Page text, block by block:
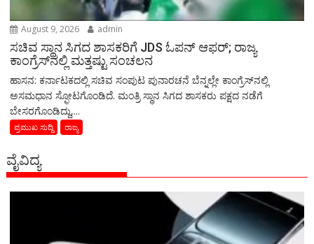
August 9, 2026 admin
ಸಚಿವ ಸ್ಥಾನ ಸಿಗದ ಶಾಸಕರಿಗೆ JDS ಓಪನ್ ಆಫರ್; ರಾಜ್ಯ
ಕಾಂಗ್ರೆಸ್‌ನಲ್ಲಿ ಮತ್ತಷ್ಟು ಸಂಚಲನ
ಹಾಸನ: ಕರ್ನಾಟಕದಲ್ಲಿ ಸಚಿವ ಸಂಪುಟ ಪುನಾರಚನೆ ಬೆನ್ನಲ್ಲೇ ಕಾಂಗ್ರೆಸ್​​​​ನಲ್ಲಿ
ಅಸಮಧಾನ ಸ್ಫೋಟಗೊಂಡಿದೆ. ಮಂತ್ರಿ ಸ್ಥಾನ ಸಿಗದ ಶಾಸಕರು ಪಕ್ಷದ ನಡೆಗೆ
ಬೇಸರಗೊಂಡಿದ್ದು,...
ಪ್ರಮುಖ ಸುದ್ದಿ ರಾಜ್ಯ
ವೈವಿದ್ಯ